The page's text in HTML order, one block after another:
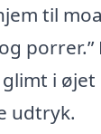
til
porrer.”
i
udtryk.